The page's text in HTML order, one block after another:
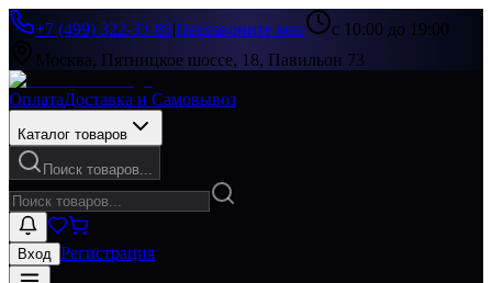
+7 (499) 322-33-86|Перезвоните мне
с 10:00 до 19:00
Москва, Пятницкое шоссе, 18, Павильон 73
ОплатаДоставка и Самовывоз
Каталог товаров
Поиск товаров...
Вход Регистрация